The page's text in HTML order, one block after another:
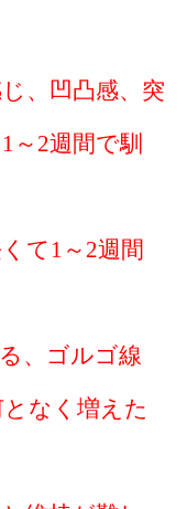
、凹凸感、突
～2週間で馴
て1～2週間
、ゴルゴ線
なく増えた